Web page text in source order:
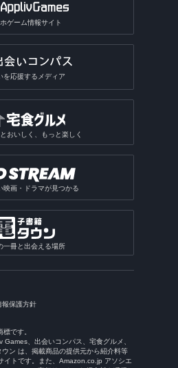
ゲーム情報サイト
を応援するメディア
おいしく、もっと楽しく
映画・ドラマが見つかる
一冊と出会える場所
報保護方針
です。
Games、出会いコンパス、宅食グルメ、
ン は、掲載商品の提供元から紹介料等
イトです。また、Amazon.co.jp アソシエ